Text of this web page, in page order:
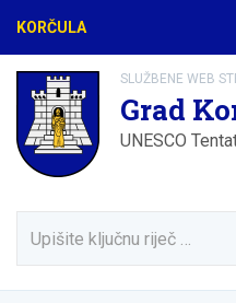
KORČULA
SLUŽBENE WEB
Grad
UNESCO